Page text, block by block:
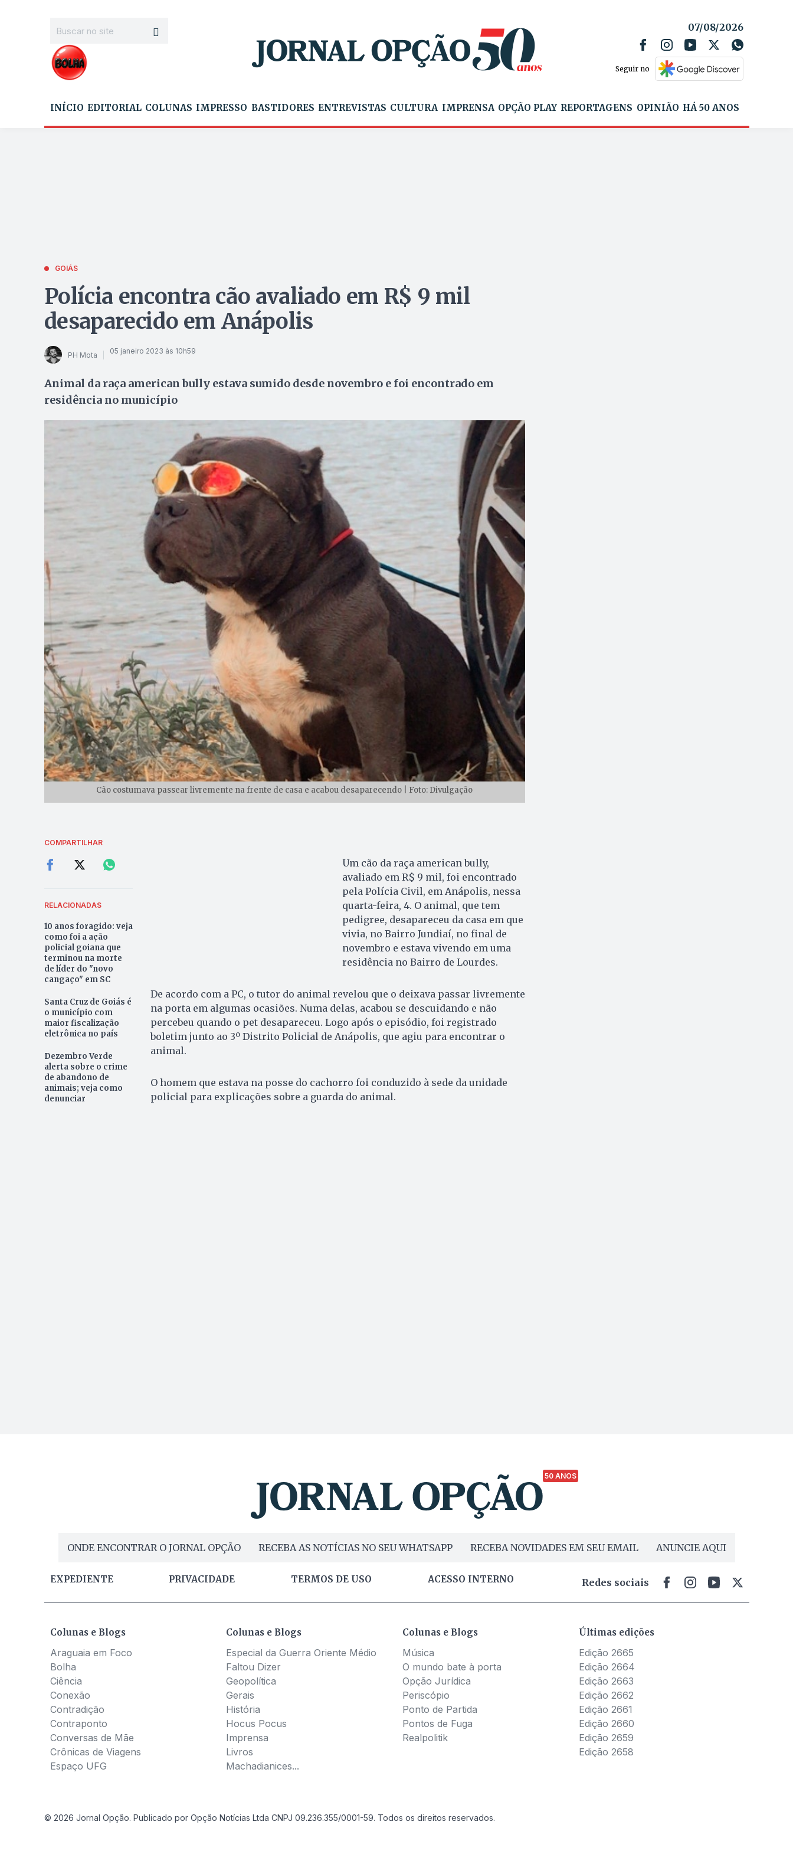
07/08/2026
Seguir no
INÍCIO EDITORIAL COLUNAS IMPRESSO BASTIDORES ENTREVISTAS CULTURA IMPRENSA OPÇÃO PLAY REPORTAGENS OPINIÃO HÁ 50 ANOS
GOIÁS
Polícia encontra cão avaliado em R$ 9 mil
desaparecido em Anápolis
PH Mota 05 janeiro 2023 às 10h59
Animal da raça american bully estava sumido desde novembro e foi encontrado em
residência no município
Cão costumava passear livremente na frente de casa e acabou desaparecendo | Foto: Divulgação
COMPARTILHAR
RELACIONADAS
10 anos foragido: veja
como foi a ação
policial goiana que
terminou na morte
de líder do "novo
cangaço" em SC
Santa Cruz de Goiás é
o município com
maior fiscalização
eletrônica no país
Dezembro Verde
alerta sobre o crime
de abandono de
animais; veja como
denunciar
Um cão da raça american bully,
avaliado em R$ 9 mil, foi encontrado
pela Polícia Civil, em Anápolis, nessa
quarta-feira, 4. O animal, que tem
pedigree, desapareceu da casa em que
vivia, no Bairro Jundiaí, no final de
novembro e estava vivendo em uma
residência no Bairro de Lourdes.
De acordo com a PC, o tutor do animal revelou que o deixava passar livremente
na porta em algumas ocasiões. Numa delas, acabou se descuidando e não
percebeu quando o pet desapareceu. Logo após o episódio, foi registrado
boletim junto ao 3º Distrito Policial de Anápolis, que agiu para encontrar o
animal.
O homem que estava na posse do cachorro foi conduzido à sede da unidade
policial para explicações sobre a guarda do animal.
50 ANOS
ONDE ENCONTRAR O JORNAL OPÇÃO RECEBA AS NOTÍCIAS NO SEU WHATSAPP RECEBA NOVIDADES EM SEU EMAIL ANUNCIE AQUI
EXPEDIENTE PRIVACIDADE TERMOS DE USO ACESSO INTERNO Redes sociais
Colunas e Blogs
Araguaia em Foco
Bolha
Ciência
Conexão
Contradição
Contraponto
Conversas de Mãe
Crônicas de Viagens
Espaço UFG
Colunas e Blogs
Especial da Guerra Oriente Médio
Faltou Dizer
Geopolítica
Gerais
História
Hocus Pocus
Imprensa
Livros
Machadianices...
Colunas e Blogs
Música
O mundo bate à porta
Opção Jurídica
Periscópio
Ponto de Partida
Pontos de Fuga
Realpolitik
Últimas edições
Edição 2665
Edição 2664
Edição 2663
Edição 2662
Edição 2661
Edição 2660
Edição 2659
Edição 2658
© 2026 Jornal Opção. Publicado por Opção Notícias Ltda CNPJ 09.236.355/0001-59. Todos os direitos reservados.